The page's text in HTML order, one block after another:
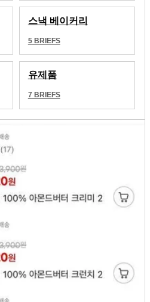
스낵 베이커리
5BRIEFS
유제품
7 BRIEFS